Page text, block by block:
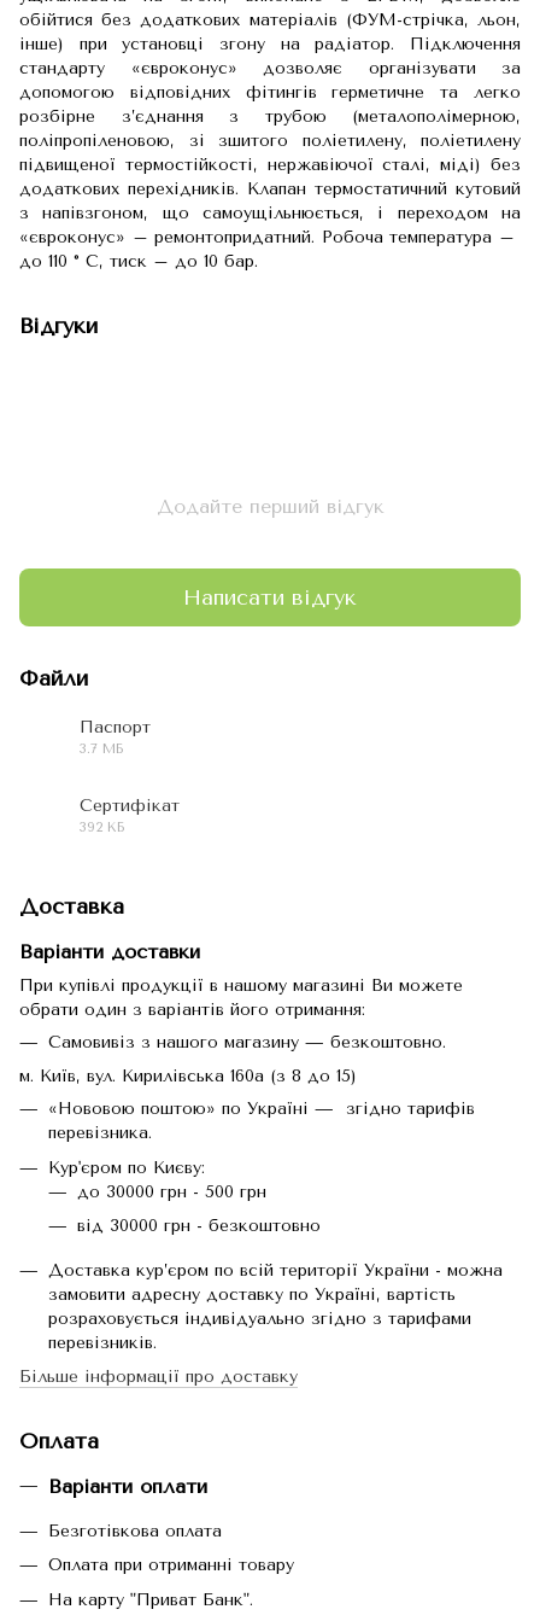
обійтися без додаткових матеріалів (ФУМ-стрічка, льон,
інше) при установці згону на радіатор. Підключення
стандарту «євроконус» дозволяє організувати за
допомогою відповідних фітингів герметичне та легко
розбірне з’єднання з трубою (металополімерною,
поліпропіленовою, зі зшитого поліетилену, поліетилену
підвищеної термостійкості, нержавіючої сталі, міді) без
додаткових перехідників. Клапан термостатичний кутовий
з напівзгоном, що самоущільнюється, і переходом на
«євроконус» – ремонтопридатний. Робоча температура – ​​
до 110 ° С, тиск – до 10 бар.
Відгуки
Додайте перший відгук
Написати відгук
Файли
Паспорт
3.7 МБ
Сертифікат
392 КБ
Доставка
Варіанти доставки
При купівлі продукції в нашому магазині Ви можете
обрати один з варіантів його отримання:
Самовивіз з нашого магазину — безкоштовно.
м. Київ, вул. Кирилівська 160а (з 8 до 15)
«Нововою поштою» по Україні — згідно тарифів
перевізника.
Кур'єром по Києву:
до 30000 грн - 500 грн
від 30000 грн - безкоштовно
Доставка кур’єром по всій території України - можна
замовити адресну доставку по Україні, вартість
розраховується індивідуально згідно з тарифами
перевізників.
Більше інформації про доставку
Оплата
Варіанти оплати
Безготівкова оплата
Оплата при отриманні товару
На карту "Приват Банк".